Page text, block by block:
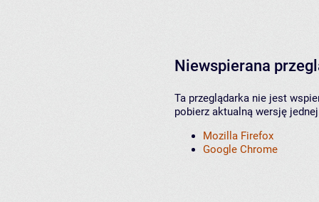
Niewspierana
Ta przeglądarka nie jest
pobierz aktualną wersję
Mozilla Firefox
Google Chrome